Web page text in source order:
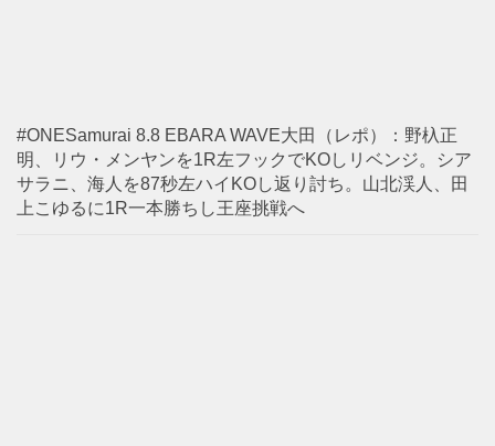
#ONESamurai 8.8 EBARA WAVE大田（レポ）：野杁正
明、リウ・メンヤンを1R左フックでKOしリベンジ。シア
サラニ、海人を87秒左ハイKOし返り討ち。山北渓人、田
上こゆるに1R一本勝ちし王座挑戦へ